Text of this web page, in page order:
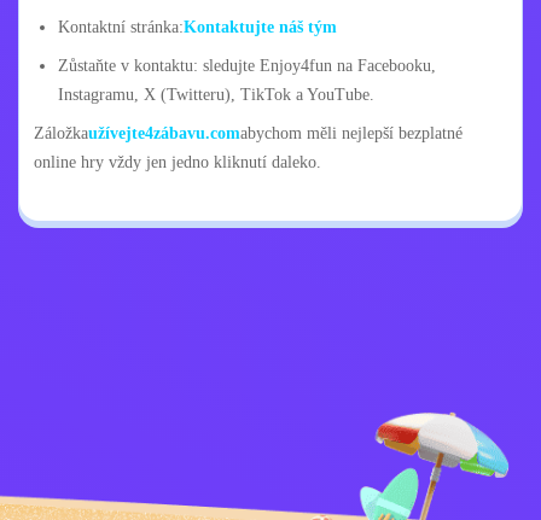
Kontaktní stránka:Kontaktujte náš tým
Zůstaňte v kontaktu: sledujte Enjoy4fun na Facebooku,
Instagramu, X (Twitteru), TikTok a YouTube.
Záložkaužívejte4zábavu.comabychom měli nejlepší bezplatné
online hry vždy jen jedno kliknutí daleko.